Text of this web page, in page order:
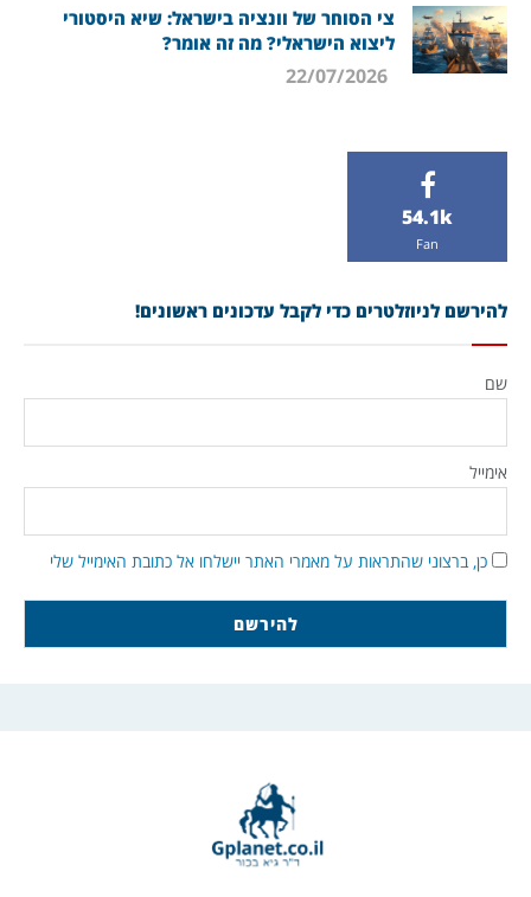
צי הסוחר של וונציה בישראל: שיא היסטורי
ליצוא הישראלי? מה זה אומר?
54.1k
Fan
להירשם לניוזלטרים כדי לקבל עדכונים ראשונים!
שם
אימייל
כן, ברצוני שהתראות על מאמרי האתר יישלחו אל כתובת האימייל שלי